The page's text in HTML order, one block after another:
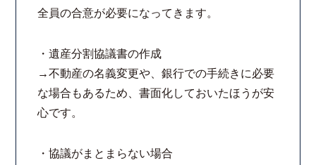
全員の合意が必要になってきます。
・遺産分割協議書の作成
→不動産の名義変更や、銀行での手続きに必要
な場合もあるため、書面化しておいたほうが安
心です。
・協議がまとまらない場合